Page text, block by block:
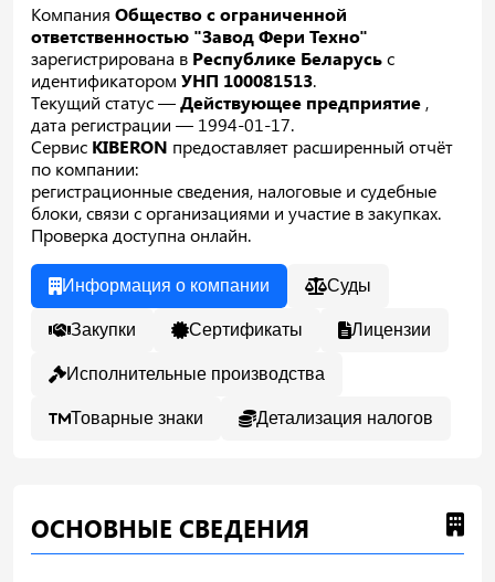
Компания Общество с ограниченной
ответственностью "Завод Фери Техно"
зарегистрирована в Республике Беларусьс
идентификатором УНП 100081513.
Текущий статус —Действующее предприятие ,
дата регистрации — 1994-01-17.
Сервис KIBERON предоставляет расширенный отчёт
по компании:
регистрационные сведения, налоговые и судебные
блоки, связи с организациями и участие в закупках.
Проверка доступна онлайн.
Информация о компании Суды
Закупки Сертификаты Лицензии
Исполнительные производства
Товарные знаки Детализация налогов
ОСНОВНЫЕ СВЕДЕНИЯ